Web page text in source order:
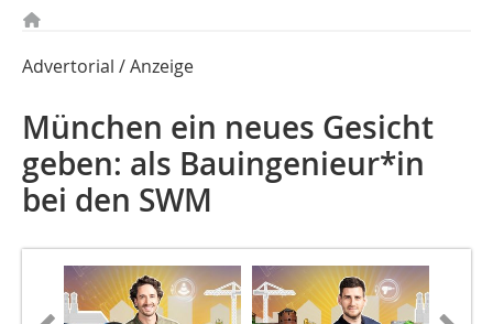
Advertorial / Anzeige
München ein neues Gesicht
geben: als Bauingenieur*in
bei den SWM